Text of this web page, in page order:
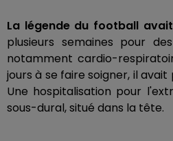
La légende du football
plusieurs semaines pour
notamment cardio-
jours à se faire soigner, il avait
Une hospitalisation pour
sous-dural, situé dans la tête.